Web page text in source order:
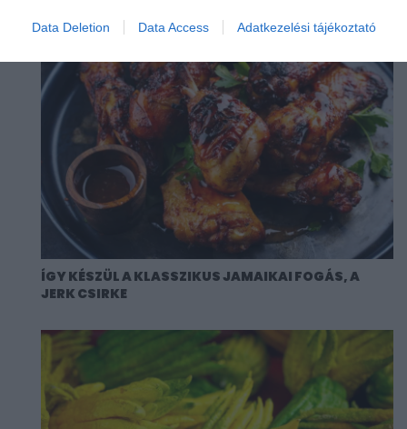
Data Deletion Data Access Adatkezelési tájékoztató
ÍGY KÉSZÜL A KLASSZIKUS JAMAIKAI FOGÁS, A
JERK CSIRKE